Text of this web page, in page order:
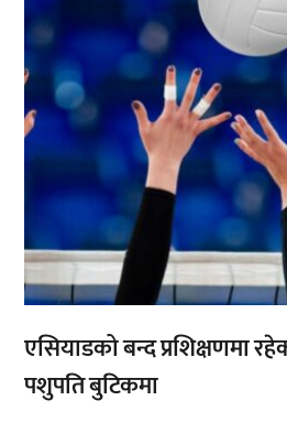
एसियाडको बन्द प्रशिक्षणमा
पशुपति बुटिकमा